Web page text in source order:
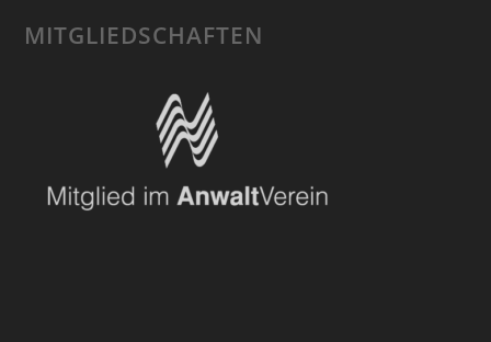
MITGLIEDSCHAFTEN